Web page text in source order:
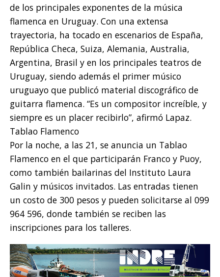
de los principales exponentes de la música
flamenca en Uruguay. Con una extensa
trayectoria, ha tocado en escenarios de España,
República Checa, Suiza, Alemania, Australia,
Argentina, Brasil y en los principales teatros de
Uruguay, siendo además el primer músico
uruguayo que publicó material discográfico de
guitarra flamenca. “Es un compositor increíble, y
siempre es un placer recibirlo”, afirmó Lapaz.
Tablao Flamenco
Por la noche, a las 21, se anuncia un Tablao
Flamenco en el que participarán Franco y Puoy,
como también bailarinas del Instituto Laura
Galin y músicos invitados. Las entradas tienen
un costo de 300 pesos y pueden solicitarse al 099
964 596, donde también se reciben las
inscripciones para los talleres.